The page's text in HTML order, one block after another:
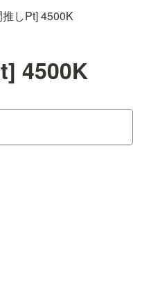
しPt] 4500K
4500K